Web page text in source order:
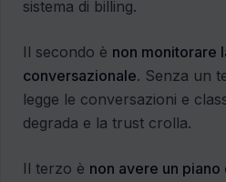
sistema di billing.
Il secondo è non monitorare
conversazionale. Senza un
legge le conversazioni e
degrada e la trust crolla.
Il terzo è non avere un